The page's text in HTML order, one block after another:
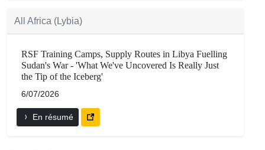
All Africa (Lybia)
RSF Training Camps, Supply Routes in Libya Fuelling
Sudan's War - 'What We've Uncovered Is Really Just
the Tip of the Iceberg'
6/07/2026
En résumé